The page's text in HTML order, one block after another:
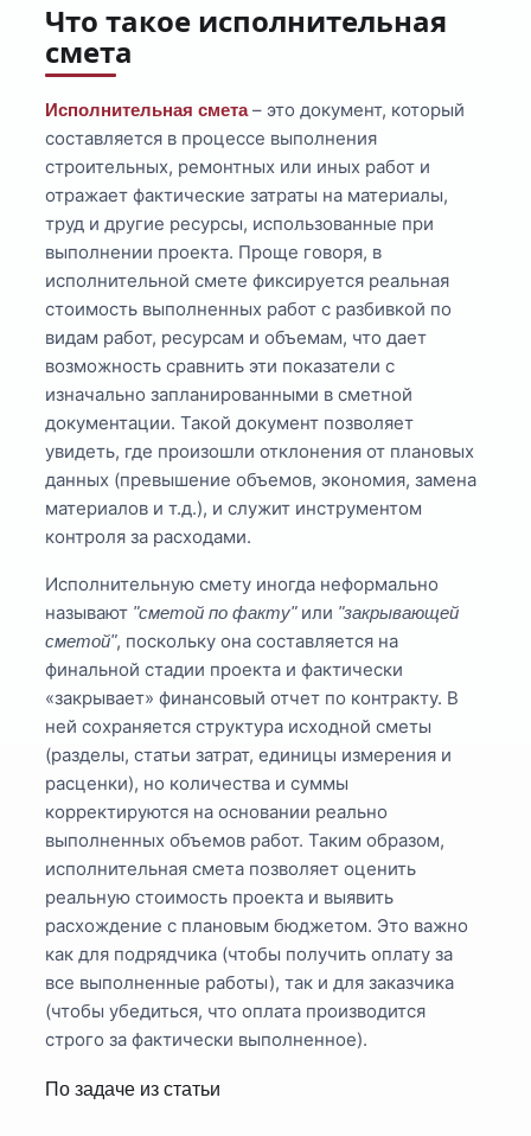
Что такое исполнительная
смета
Исполнительная смета– это документ, который
составляется в процессе выполнения
строительных, ремонтных или иных работ и
отражает фактические затраты на материалы,
труд и другие ресурсы, использованные при
выполнении проекта. Проще говоря, в
исполнительной смете фиксируется реальная
стоимость выполненных работ с разбивкой по
видам работ, ресурсам и объемам, что дает
возможность сравнить эти показатели с
изначально запланированными в сметной
документации. Такой документ позволяет
увидеть, где произошли отклонения от плановых
данных (превышение объемов, экономия, замена
материалов и т.д.), и служит инструментом
контроля за расходами.
Исполнительную смету иногда неформально
называют "сметой по факту"или "закрывающей
сметой", поскольку она составляется на
финальной стадии проекта и фактически
«закрывает» финансовый отчет по контракту. В
ней сохраняется структура исходной сметы
(разделы, статьи затрат, единицы измерения и
расценки), но количества и суммы
корректируются на основании реально
выполненных объемов работ. Таким образом,
исполнительная смета позволяет оценить
реальную стоимость проекта и выявить
расхождение с плановым бюджетом. Это важно
как для подрядчика (чтобы получить оплату за
все выполненные работы), так и для заказчика
(чтобы убедиться, что оплата производится
строго за фактически выполненное).
По задаче из статьи